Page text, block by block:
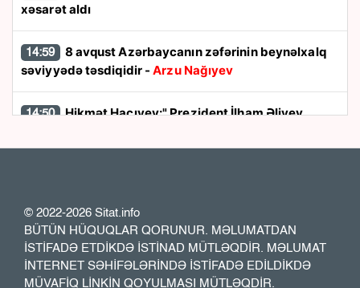
xəsarət aldı
14:59
səviyyədə təsdiqidir -Arzu Nağıyev
14:50 Hikmət Hacıyev:" Prezident İlham Əliyev
14:40 Ukraynada hərbi helikopterin qəzaya
uğraması nəticəsində bort texnik ölüb
© 2022-2026 Sitat.info
BÜTÜN HÜQUQLAR QORUNUR. MƏLUMATDAN
İSTİFADƏ ETDİKDƏ İSTİNAD MÜTLƏQDİR. MƏLUMAT
İNTERNET SƏHİFƏLƏRİNDƏ İSTİFADƏ EDİLDİKDƏ
MÜVAFİQ LİNKİN QOYULMASI MÜTLƏQDİR.